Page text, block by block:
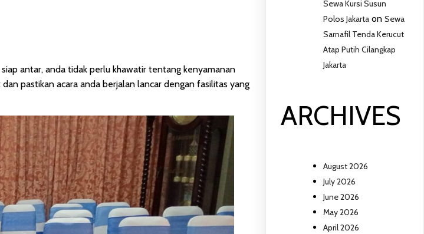
siap antar, anda tidak perlu khawatir tentang kenyamanan
pastikan acara anda berjalan lancar dengan fasilitas yang
Sewa Kursi Susun
Polos Jakarta onSewa
Sarnafil Tenda Kerucut
Atap Putih Cilangkap
Jakarta
ARCHIVES
August 2026
July 2026
June 2026
May 2026
April 2026